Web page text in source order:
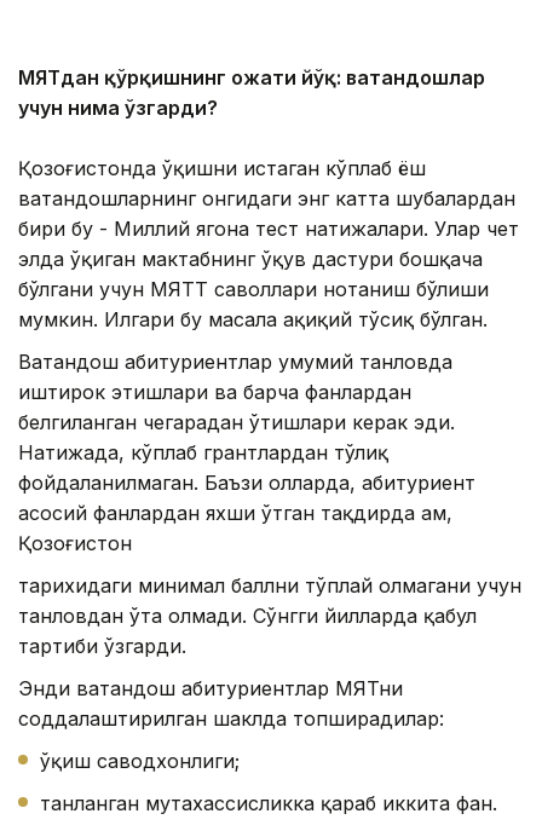
МЯТдан қўрқишнинг ҳожати йўқ: ватандошлар
учун нима ўзгарди?
Қозоғистонда ўқишни истаган кўплаб ёш
ватандошларнинг онгидаги энг катта шубҳалардан
бири бу - Миллий ягона тест натижалари. Улар чет
элда ўқиган мактабнинг ўқув дастури бошқача
бўлгани учун МЯТТ саволлари нотаниш бўлиши
мумкин. Илгари бу масала ҳақиқий тўсиқ бўлган.
Ватандош абитуриентлар умумий танловда
иштирок этишлари ва барча фанлардан
белгиланган чегарадан ўтишлари керак эди.
Натижада, кўплаб грантлардан тўлиқ
фойдаланилмаган. Баъзи ҳолларда, абитуриент
асосий фанлардан яхши ўтган тақдирда ҳам,
Қозоғистон
тарихидаги минимал баллни тўплай олмагани учун
танловдан ўта олмади. Сўнгги йилларда қабул
тартиби ўзгарди.
Энди ватандош абитуриентлар МЯТни
соддалаштирилган шаклда топширадилар:
ўқиш саводхонлиги;
танланган мутахассисликка қараб иккита фан.